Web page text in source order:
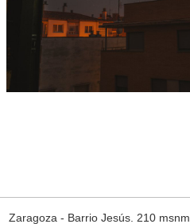
Zaragoza - Barrio Jesús. 210 msnm